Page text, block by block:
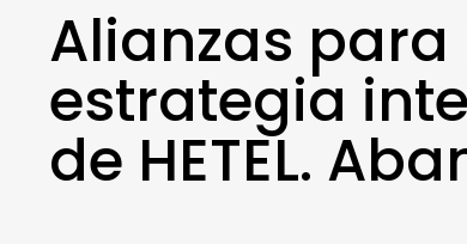
Alianzas para
estrategia
de HETEL.